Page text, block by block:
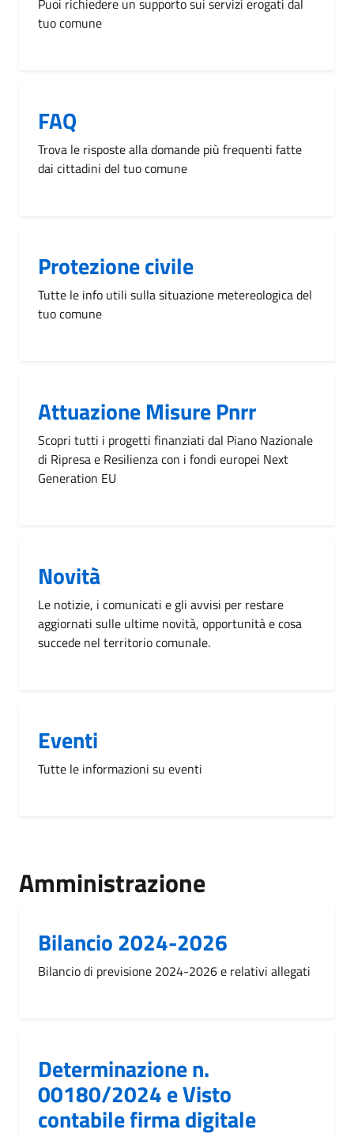
tuo comune
FAQ
Trova le risposte alla domande più frequenti fatte
dai cittadini del tuo comune
Protezione civile
Tutte le info utili sulla situazione metereologica del
tuo comune
Attuazione Misure Pnrr
Scopri tutti i progetti finanziati dal Piano Nazionale
di Ripresa e Resilienza con i fondi europei Next
Generation EU
Novità
Le notizie, i comunicati e gli avvisi per restare
aggiornati sulle ultime novità, opportunità e cosa
succede nel territorio comunale.
Eventi
Tutte le informazioni su eventi
Amministrazione
Bilancio 2024-2026
Bilancio di previsione 2024-2026 e relativi allegati
Determinazione n.
00180/2024 e Visto
contabile firma digitale